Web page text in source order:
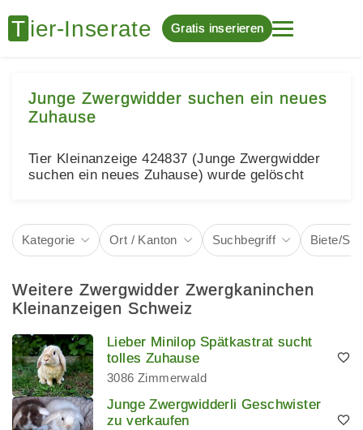
Gratis inserieren
Junge Zwergwidder suchen ein neues
Zuhause
Tier Kleinanzeige 424837 (Junge Zwergwidder
suchen ein neues Zuhause) wurde gelöscht
Kategorie Ort / Kanton Suchbegriff Biete/
Weitere Zwergwidder Zwergkaninchen
Kleinanzeigen Schweiz
Lieber Minilop Spätkastrat sucht
tolles Zuhause
3086 Zimmerwald
Junge Zwergwidderli Geschwister
zu verkaufen